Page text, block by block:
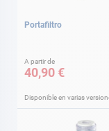
Portafiltro
A partir de
40,90 €
Disponible en varias